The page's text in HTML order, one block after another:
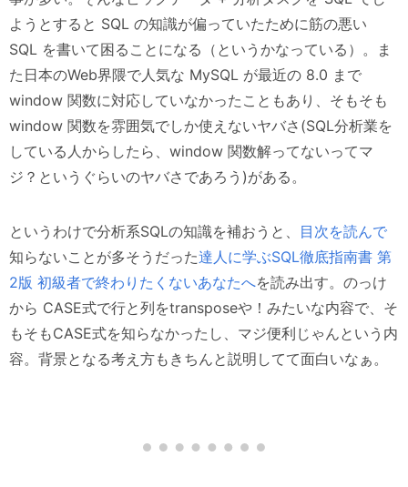
ようとすると SQL の知識が偏っていたために筋の悪い
SQL を書いて困ることになる（というかなっている）。ま
た日本のWeb界隈で人気な MySQL が最近の 8.0 まで
window 関数に対応していなかったこともあり、そもそも
window 関数を雰囲気でしか使えないヤバさ(SQL分析業を
している人からしたら、window 関数解ってないってマ
ジ？というぐらいのヤバさであろう)がある。
というわけで分析系SQLの知識を補おうと、 目次を読んで
知らないことが多そうだった達人に学ぶSQL徹底指南書 第
2版 初級者で終わりたくないあなたへを読み出す。のっけ
から CASE式で行と列をtransposeや！みたいな内容で、そ
もそもCASE式を知らなかったし、マジ便利じゃんという内
容。背景となる考え方もきちんと説明してて面白いなぁ。